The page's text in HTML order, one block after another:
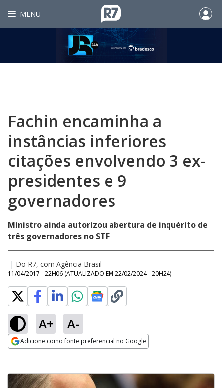
MENU
Fachin encaminha a
instâncias inferiores
citações envolvendo 3 ex-
presidentes e 9
governadores
Ministro ainda autorizou abertura de inquérito de
três governadores no STF
| Do R7, com Agência Brasil
11/04/2017 - 22H06 (ATUALIZADO EM 22/02/2024 - 20H24)
A+ A-
Adicione como fonte preferencial no Google